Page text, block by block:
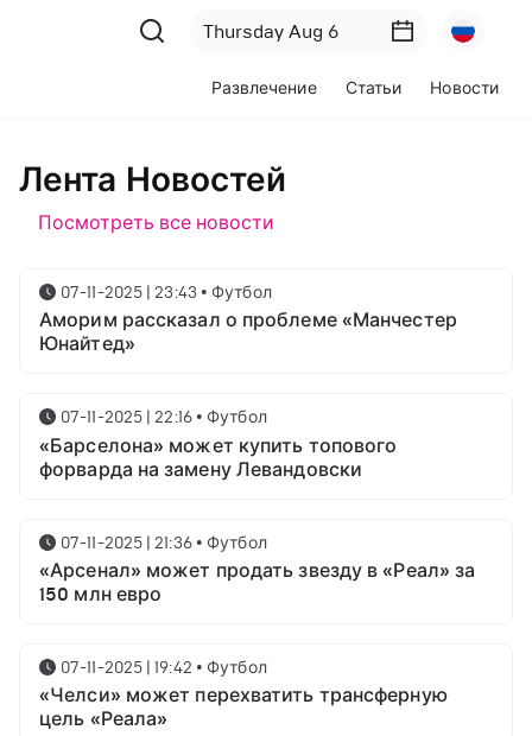
Развлечение Статьи Новости
Лента Новостей
Посмотреть все новости
07-11-2025 | 23:43 • Футбол
Аморим рассказал о проблеме «Манчестер
Юнайтед»
07-11-2025 | 22:16 • Футбол
«Барселона» может купить топового
форварда на замену Левандовски
07-11-2025 | 21:36 • Футбол
«Арсенал» может продать звезду в «Реал» за
150 млн евро
07-11-2025 | 19:42 • Футбол
«Челси» может перехватить трансферную
цель «Реала»